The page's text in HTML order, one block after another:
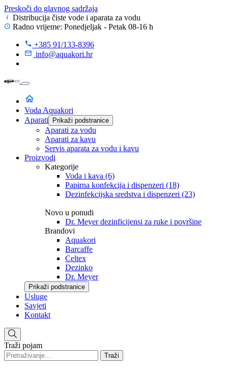
Preskoči do glavnog sadržaja
Distribucija čiste vode i aparata za vodu
Radno vrijeme: Ponedjeljak - Petak 08-16 h
+385 91/133-8396
info@aquakori.hr
Voda Aquakori
Aparati
Prikaži podstranice
Aparati za vodu
Aparati za kavu
Servis aparata za vodu i kavu
Proizvodi
Kategorije
Voda i kava (6)
Papirna konfekcija i dispenzeri (18)
Dezinfekcijska sredstva i dispenzeri (23)
Novo u ponudi
Dr. Meyer dezinficijensi za ruke i površine
Brandovi
Aquakori
Barcaffe
Celtex
Dezinko
Dr. Meyer
Prikaži podstranice
Usluge
Savjeti
Kontakt
Traži pojam
Traži